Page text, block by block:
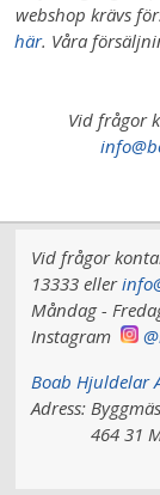
webshop krävs
här. Våra
Vid frågor
Vid frågor
13333 eller
Måndag -
Instagram
Boab Hjuldelar
Adress:
464 31